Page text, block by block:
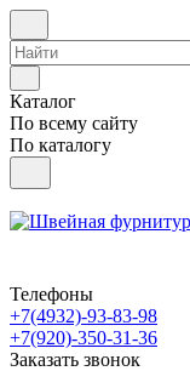
Каталог
По всему сайту
По каталогу
Телефоны
+7(4932)-93-83-98
+7(920)-350-31-36
Заказать звонок